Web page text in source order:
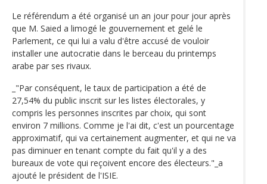
Le référendum a été organisé un an jour pour jour après
que M. Saied a limogé le gouvernement et gelé le
Parlement, ce qui lui a valu d'être accusé de vouloir
installer une autocratie dans le berceau du printemps
arabe par ses rivaux.
_"Par conséquent, le taux de participation a été de
27,54% du public inscrit sur les listes électorales, y
compris les personnes inscrites par choix, qui sont
environ 7 millions. Comme je l'ai dit, c'est un pourcentage
approximatif, qui va certainement augmenter, et qui ne va
pas diminuer en tenant compte du fait qu'il y a des
bureaux de vote qui reçoivent encore des électeurs."_a
ajouté le président de l'ISIE.